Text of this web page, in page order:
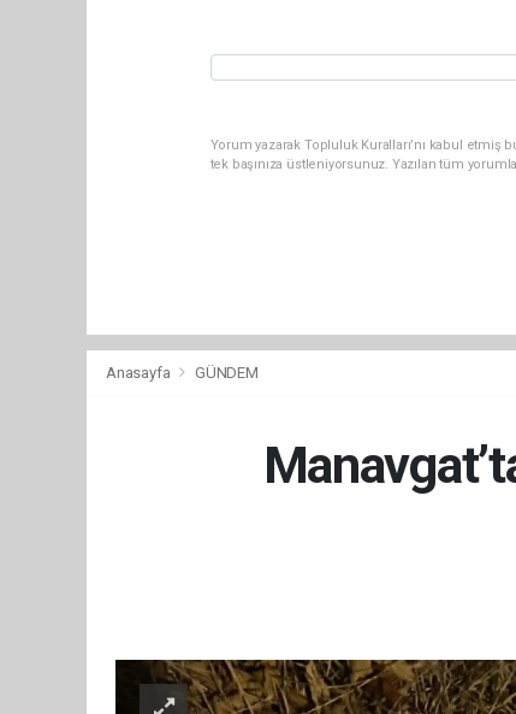
Yorum yazarak Topluluk Kuralları’nı kabul etmiş
tek başınıza üstleniyorsunuz. Yazılan tüm
Anasayfa GÜNDEM